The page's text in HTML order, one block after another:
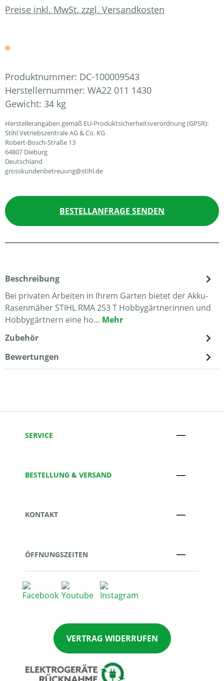
Preise inkl. MwSt. zzgl. Versandkosten
Produktnummer: DC-100009543
Herstellernummer: WA22 011 1430
Gewicht: 34 kg
Herstellerangaben gemäß EU-Produktsicherheitsverordnung (GPSR):
Stihl Vetriebszentrale AG & Co. KG
Robert-Bosch-Straße 13
64807 Dieburg
Deutschland
grosskundenbetreuung@stihl.de
BESTELLANFRAGE SENDEN
Beschreibung
Bei privaten Arbeiten in Ihrem Garten bietet der Akku-
Rasenmäher STIHL RMA 253 T Hobbygärtnerinnen und
Hobbygärtnern eine ho… Mehr
Zubehör
Bewertungen
SERVICE
BESTELLUNG & VERSAND
KONTAKT
ÖFFNUNGSZEITEN
VERTRAG WIDERRUFEN